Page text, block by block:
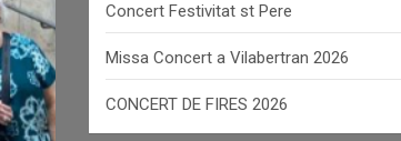
Concert Festivitat st Pere
Missa Concert a Vilabertran 2026
CONCERT DE FIRES 2026